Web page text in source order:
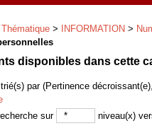
> INFORMATION >
disponibles dans cette
trié(s) par (Pertinence
sur
niveau(x)